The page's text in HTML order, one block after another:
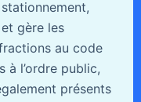
gère les
au code
l’ordre public,
présents